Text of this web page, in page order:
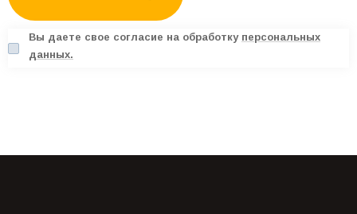
Вы даете свое согласие на обработку персональных
данных.